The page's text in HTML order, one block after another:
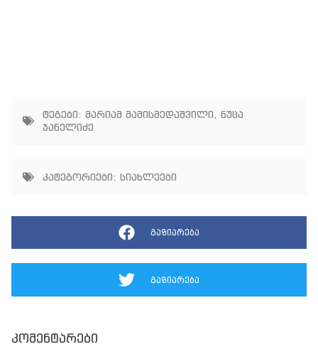
ტეგები: მარიამ მამისმედაშვილი, ნუცა
ჯანელიძე
კატეგორიები: სიახლეები
გაზიარება
გაზიარება
კომენტარები